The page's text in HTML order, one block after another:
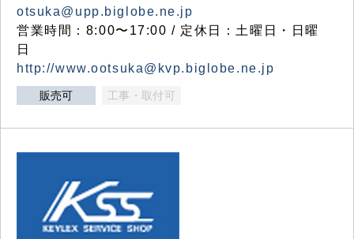
otsuka@upp.biglobe.ne.jp
営業時間：8:00〜17:00 / 定休日：土曜日・日曜
日
http://www.ootsuka@kvp.biglobe.ne.jp
販売可 工事・取付可